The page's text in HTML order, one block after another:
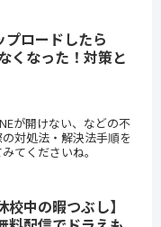
プロードしたら
くなった！対策と
が開けない、などの不
対処法・解決法手順を
てくださいね。
校中の暇つぶし】